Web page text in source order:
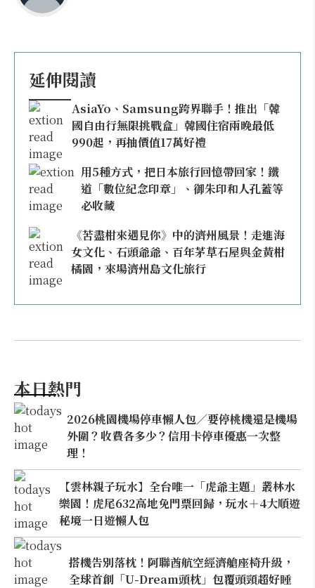
延伸閱讀
AsiaYo、Samsung跨界聯手！推出「韓
國自由行無限挑戰盒」韓國住宿兩晚最低
990起，再抽價值17萬好禮
用5種方式，把日本旅行回憶帶回家！鐵
道「數位紀念印章」、御朱印和人孔蓋等
必收藏
《苦盡柑來遇見你》中的濟州風景！走進海
女文化、石頭爺爺、百年茅草石屋與金黃柑
橘園，來場濟州島文化旅行
本日熱門
2026桃園機場停車懶人包／要停桃機還是機場
外圍？收費各多少？信用卡停車優惠一次整
理！
【雲林親子玩水】全台唯一「虎爺主題」叢林水
樂園！虎尾632高地免門票回歸，玩水＋4大順遊
秘境一日遊懶人包
搭機告別落枕！阿聯酋航空經濟艙座椅升級，
全球首創「U-Dream頭枕」包覆頭頸超好睡